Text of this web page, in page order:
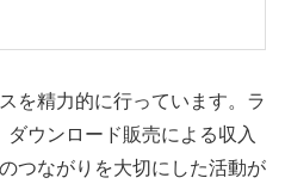
を精力的に行っています。ラ
ウンロード販売による収入
つながりを大切にした活動が